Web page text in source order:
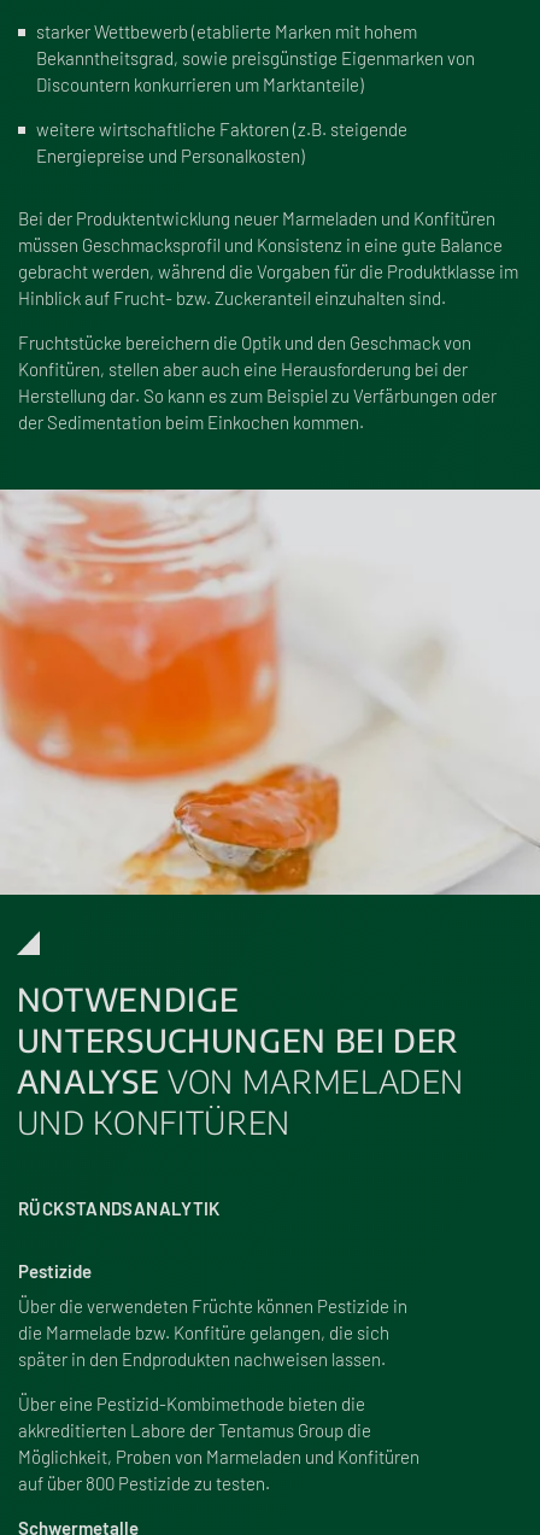
starker Wettbewerb (etablierte Marken mit hohem
Bekanntheitsgrad, sowie preisgünstige Eigenmarken von
Discountern konkurrieren um Marktanteile)
weitere wirtschaftliche Faktoren (z.B. steigende
Energiepreise und Personalkosten)
Bei der Produktentwicklung neuer Marmeladen und Konfitüren
müssen Geschmacksprofil und Konsistenz in eine gute Balance
gebracht werden, während die Vorgaben für die Produktklasse im
Hinblick auf Frucht- bzw. Zuckeranteil einzuhalten sind.
Fruchtstücke bereichern die Optik und den Geschmack von
Konfitüren, stellen aber auch eine Herausforderung bei der
Herstellung dar. So kann es zum Beispiel zu Verfärbungen oder
der Sedimentation beim Einkochen kommen.
NOTWENDIGE
UNTERSUCHUNGEN BEI DER
ANALYSE VON MARMELADEN
UND KONFITÜREN
RÜCKSTANDSANALYTIK
Pestizide
Über die verwendeten Früchte können Pestizide in
die Marmelade bzw. Konfitüre gelangen, die sich
später in den Endprodukten nachweisen lassen.
Über eine Pestizid-Kombimethode bieten die
akkreditierten Labore der Tentamus Group die
Möglichkeit, Proben von Marmeladen und Konfitüren
auf über 800 Pestizide zu testen.
Schwermetalle